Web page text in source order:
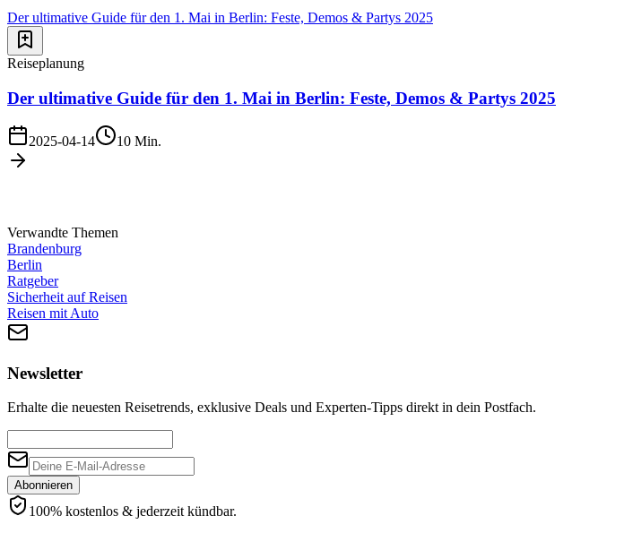
Der ultimative Guide für den 1. Mai in Berlin: Feste, Demos & Partys 2025
Reiseplanung
Der ultimative Guide für den 1. Mai in Berlin: Feste, Demos & Partys 2025
2025-04-14 10 Min.
Verwandte Themen
Brandenburg
Berlin
Ratgeber
Sicherheit auf Reisen
Reisen mit Auto
Newsletter
Erhalte die neuesten Reisetrends, exklusive Deals und Experten-Tipps direkt in dein Postfach.
Abonnieren
100% kostenlos & jederzeit kündbar.